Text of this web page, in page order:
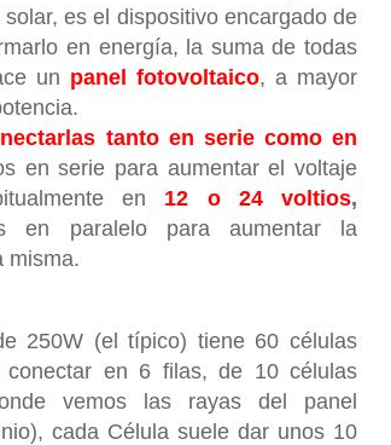
es el dispositivo encargado de
en energía, la suma de todas
un panel fotovoltaico, a mayor
tanto en serie como en
en serie para aumentar el voltaje
en 12 o 24 voltios,
en paralelo para aumentar la
misma.
250W (el típico) tiene 60 células
conectar en 6 filas, de 10 células
vemos las rayas del panel
cada Célula suele dar unos 10